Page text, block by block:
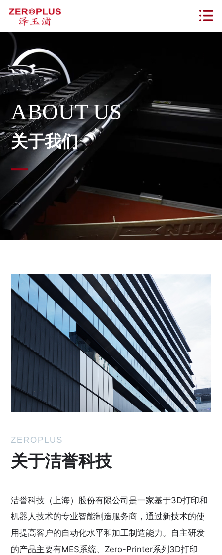
ABOUT US
关于我们
ZEROPLUS
关于洁誉科技
洁誉科技（上海）股份有限公司是一家基于3D打印和
机器人技术的专业智能制造服务商，通过新技术的使
用提高客户的自动化水平和加工制造能力。自主研发
的产品主要有MES系统、Zero-Printer系列3D打印